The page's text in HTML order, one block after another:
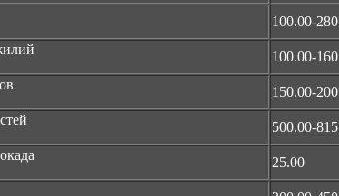
100.00-
100.00-
150.00-
500.00-
25.00